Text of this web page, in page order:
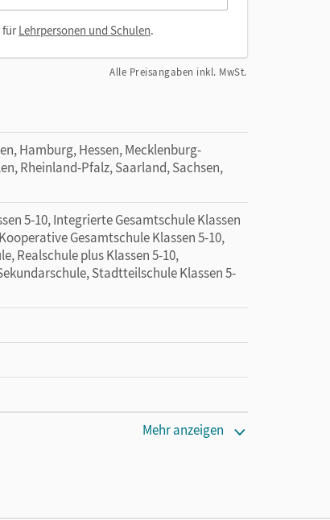
fürLehrpersonen und Schulen.
Alle Preisangaben inkl. MwSt.
Hamburg, Hessen, Mecklenburg-
Rheinland-Pfalz, Saarland, Sachsen,
5-10, Integrierte Gesamtschule Klassen
Gesamtschule Klassen 5-10,
Realschule plus Klassen 5-10,
Stadtteilschule Klassen 5-
Mehr anzeigen